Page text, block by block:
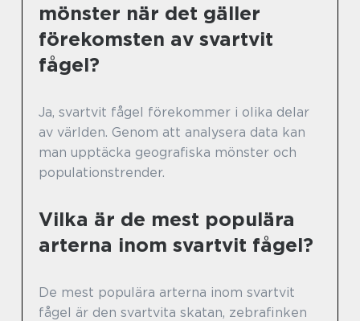
mönster när det gäller
förekomsten av svartvit
fågel?
Ja, svartvit fågel förekommer i olika delar
av världen. Genom att analysera data kan
man upptäcka geografiska mönster och
populationstrender.
Vilka är de mest populära
arterna inom svartvit fågel?
De mest populära arterna inom svartvit
fågel är den svartvita skatan, zebrafinken